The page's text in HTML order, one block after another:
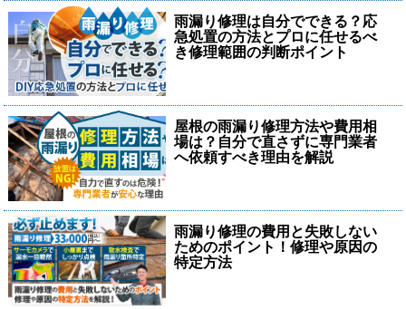
雨漏り修理は自分でできる？応
急処置の方法とプロに任せるべ
き修理範囲の判断ポイント
屋根の雨漏り修理方法や費用相
場は？自分で直さずに専門業者
へ依頼すべき理由を解説
雨漏り修理の費用と失敗しない
ためのポイント！修理や原因の
特定方法